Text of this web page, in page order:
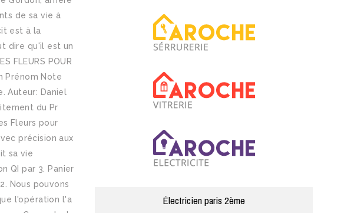
Électricien paris 2ème